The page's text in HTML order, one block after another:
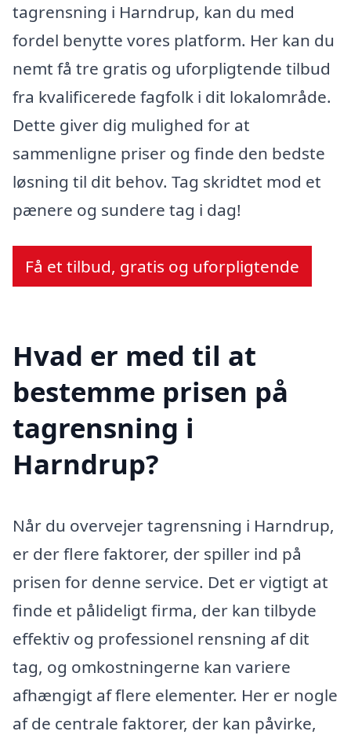
tagrensning i Harndrup, kan du med
fordel benytte vores platform. Her kan du
nemt få tre gratis og uforpligtende tilbud
fra kvalificerede fagfolk i dit lokalområde.
Dette giver dig mulighed for at
sammenligne priser og finde den bedste
løsning til dit behov. Tag skridtet mod et
pænere og sundere tag i dag!
Få et tilbud, gratis og uforpligtende
Hvad er med til at
bestemme prisen på
tagrensning i
Harndrup?
Når du overvejer tagrensning i Harndrup,
er der flere faktorer, der spiller ind på
prisen for denne service. Det er vigtigt at
finde et pålideligt firma, der kan tilbyde
effektiv og professionel rensning af dit
tag, og omkostningerne kan variere
afhængigt af flere elementer. Her er nogle
af de centrale faktorer, der kan påvirke,